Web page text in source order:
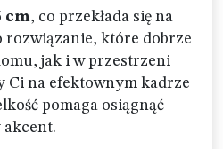
cm, co przekłada się na
które dobrze
jak i w przestrzeni
Ci na efektownym kadrze
pomaga osiągnąć